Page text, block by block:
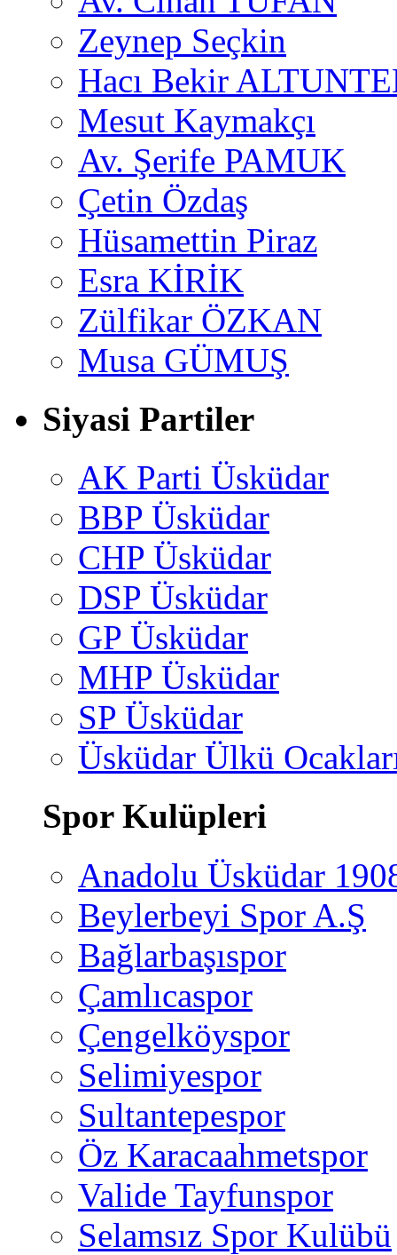
Zeynep Seçkin
Hacı Bekir
Mesut Kaymakçı
Av. Şerife PAMUK
Çetin Özdaş
Hüsamettin Piraz
Esra KİRİK
Zülfikar ÖZKAN
Musa GÜMUŞ
Siyasi Partiler
AK Parti Üsküdar
BBP Üsküdar
CHP Üsküdar
DSP Üsküdar
GP Üsküdar
MHP Üsküdar
SP Üsküdar
Üsküdar Ülkü
Spor Kulüpleri
Anadolu Üsküdar
Beylerbeyi Spor A.Ş
Bağlarbaşıspor
Çamlıcaspor
Çengelköyspor
Selimiyespor
Sultantepespor
Öz Karacaahmetspor
Valide Tayfunspor
Selamsız Spor Kulübü